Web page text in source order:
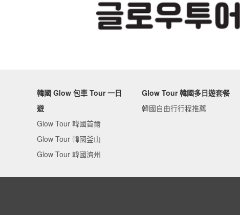
韓國 Glow 包車 Tour 一日
遊
Glow Tour 韓國首爾
Glow Tour 韓國釜山
Glow Tour 韓國濟州
Glow Tour 韓國多日遊套餐
韓國自由行行程推薦